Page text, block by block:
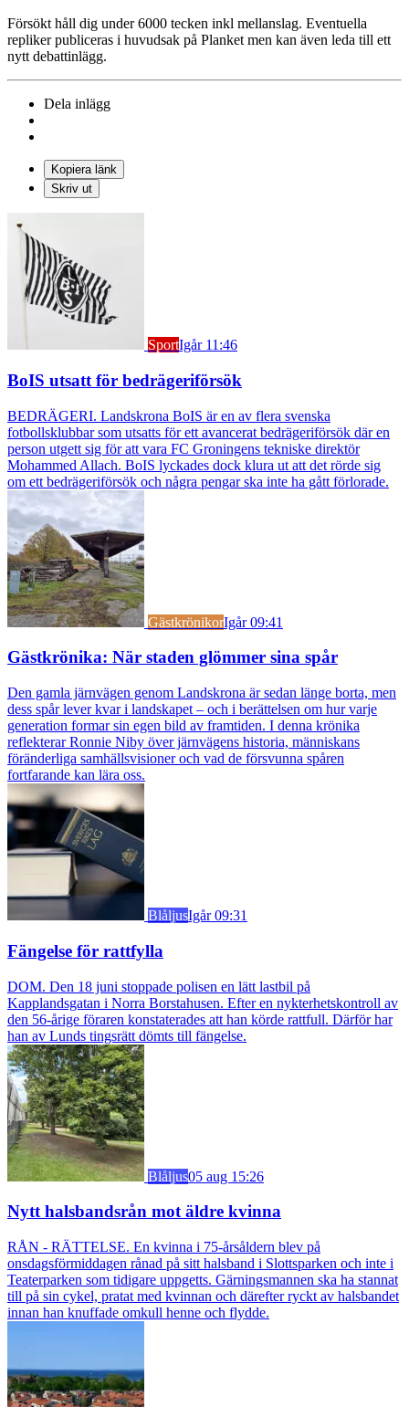
Försökt håll dig under 6000 tecken inkl mellanslag. Eventuella
repliker publiceras i huvudsak på Planket men kan även leda till ett
nytt debattinlägg.
Dela inlägg
Kopiera länk
Skriv ut
SportIgår 11:46
BoIS utsatt för bedrägeriförsök
BEDRÄGERI. Landskrona BoIS är en av flera svenska
fotbollsklubbar som utsatts för ett avancerat bedrägeriförsök där en
person utgett sig för att vara FC Groningens tekniske direktör
Mohammed Allach. BoIS lyckades dock klura ut att det rörde sig
om ett bedrägeriförsök och några pengar ska inte ha gått förlorade.
GästkrönikorIgår 09:41
Gästkrönika: När staden glömmer sina spår
Den gamla järnvägen genom Landskrona är sedan länge borta, men
dess spår lever kvar i landskapet – och i berättelsen om hur varje
generation formar sin egen bild av framtiden. I denna krönika
reflekterar Ronnie Niby över järnvägens historia, människans
föränderliga samhällsvisioner och vad de försvunna spåren
fortfarande kan lära oss.
BlåljusIgår 09:31
Fängelse för rattfylla
DOM. Den 18 juni stoppade polisen en lätt lastbil på
Kapplandsgatan i Norra Borstahusen. Efter en nykterhetskontroll av
den 56-årige föraren konstaterades att han körde rattfull. Därför har
han av Lunds tingsrätt dömts till fängelse.
Blåljus05 aug 15:26
Nytt halsbandsrån mot äldre kvinna
RÅN - RÄTTELSE. En kvinna i 75-årsåldern blev på
onsdagsförmiddagen rånad på sitt halsband i Slottsparken och inte i
Teaterparken som tidigare uppgetts. Gärningsmannen ska ha stannat
till på sin cykel, pratat med kvinnan och därefter ryckt av halsbandet
innan han knuffade omkull henne och flydde.